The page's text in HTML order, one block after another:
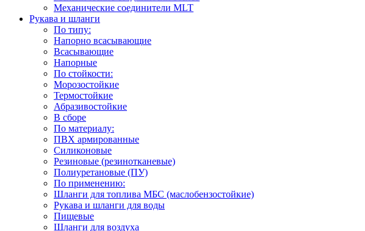
Механические соединители MLT
Рукава и шланги
По типу:
Напорно всасывающие
Всасывающие
Напорные
По стойкости:
Морозостойкие
Термостойкие
Абразивостойкие
В сборе
По материалу:
ПВХ армированные
Силиконовые
Резиновые (резинотканевые)
Полиуретановые (ПУ)
По применению:
Шланги для топлива МБС (маслобензостойкие)
Рукава и шланги для воды
Пищевые
Шланги для воздуха